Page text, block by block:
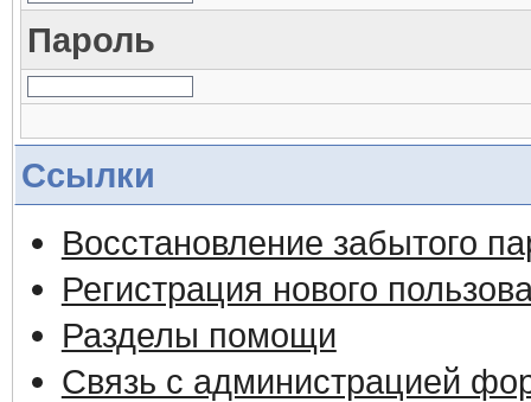
Пароль
Ссылки
Восстановление забытого
Регистрация нового
Разделы помощи
Связь с администрацией